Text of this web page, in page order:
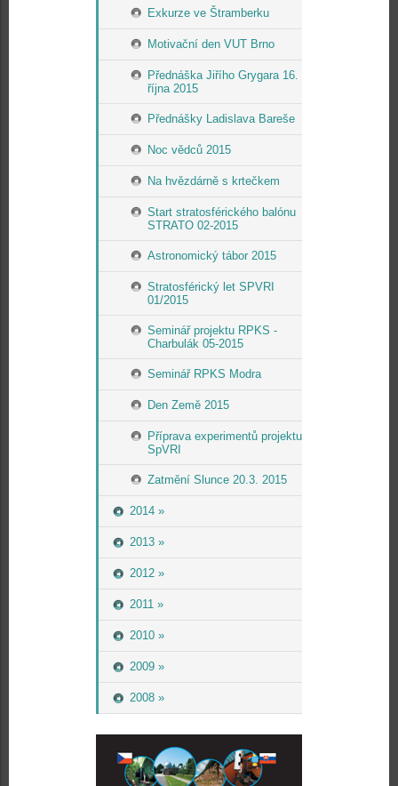
Exkurze ve Štramberku
Motivační den VUT Brno
Přednáška Jiřího Grygara 16.
října 2015
Přednášky Ladislava Bareše
Noc vědců 2015
Na hvězdárně s krtečkem
Start stratosférického balónu
STRATO 02-2015
Astronomický tábor 2015
Stratosférický let SPVRI
01/2015
Seminář projektu RPKS -
Charbulák 05-2015
Seminář RPKS Modra
Den Země 2015
Příprava experimentů projektu
SpVRI
Zatmění Slunce 20.3. 2015
2014 »
2013 »
2012 »
2011 »
2010 »
2009 »
2008 »